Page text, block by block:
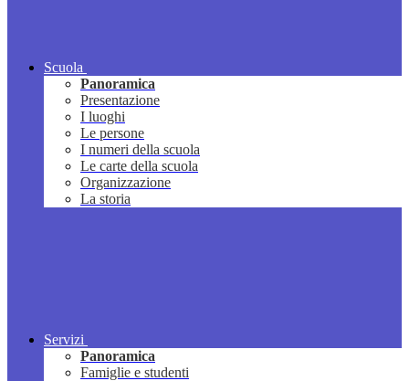
Scuola
Panoramica
Presentazione
I luoghi
Le persone
I numeri della scuola
Le carte della scuola
Organizzazione
La storia
Servizi
Panoramica
Famiglie e studenti